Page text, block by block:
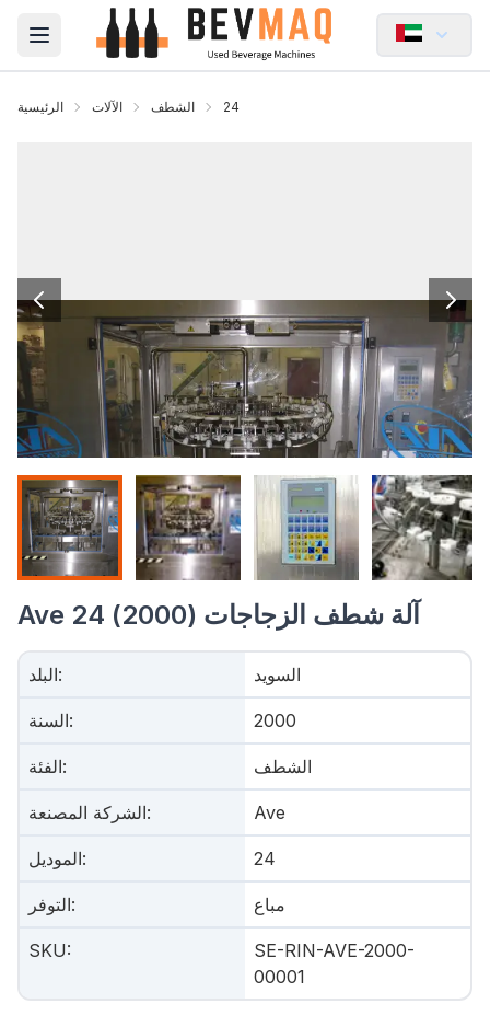
Open main menu
الرئيسية الآلات الشطف 24
Ave 24 آلة شطف الزجاجات (2000)
البلد: السويد
السنة: 2000
الفئة: الشطف
الشركة المصنعة: Ave
الموديل: 24
التوفر: مباع
SKU:
SE-RIN-AVE-2000-
00001